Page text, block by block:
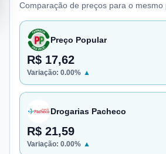
Comparação de preços para o mesmo
Preço Popular
R$ 17,62
Variação: 0.00% ▲
Drogarias Pacheco
R$ 21,59
Variação: 0.00% ▲